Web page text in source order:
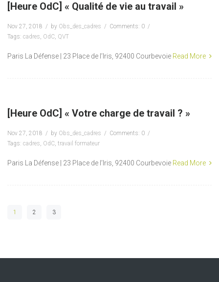
[Heure OdC] « Qualité de vie au travail »
Nov 27, 2018 by Obs_des_cadres
Comments: 0
Tags: cadres, OdC, QVT
Paris La Défense | 23 Place de l’Iris, 92400 Courbevoie Read More
[Heure OdC] « Votre charge de travail ? »
Nov 27, 2018 by Obs_des_cadres
Comments: 0
Tags: cadres, OdC, travail formateur
Paris La Défense | 23 Place de l’Iris, 92400 Courbevoie Read More
1 2 3